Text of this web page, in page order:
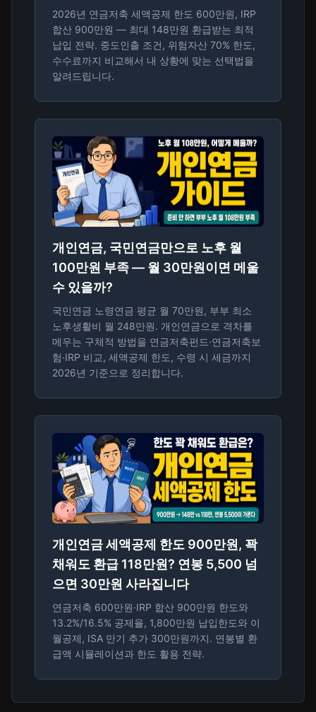
2026년 연금저축 세액공제 한도 600만원, IRP
합산 900만원 — 최대 148만원 환급받는 최적
납입 전략. 중도인출 조건, 위험자산 70% 한도,
수수료까지 비교해서 내 상황에 맞는 선택법을
알려드립니다.
개인연금, 국민연금만으로 노후 월
100만원 부족 — 월 30만원이면 메울
수 있을까?
국민연금 노령연금 평균 월 70만원, 부부 최소
노후생활비 월 248만원. 개인연금으로 격차를
메우는 구체적 방법을 연금저축펀드·연금저축보
험·IRP 비교, 세액공제 한도, 수령 시 세금까지
2026년 기준으로 정리합니다.
개인연금 세액공제 한도 900만원, 꽉
채워도 환급 118만원? 연봉 5,500 넘
으면 30만원 사라집니다
연금저축 600만원·IRP 합산 900만원 한도와
13.2%/16.5% 공제율, 1,800만원 납입한도와 이
월공제, ISA 만기 추가 300만원까지. 연봉별 환
급액 시뮬레이션과 한도 활용 전략.